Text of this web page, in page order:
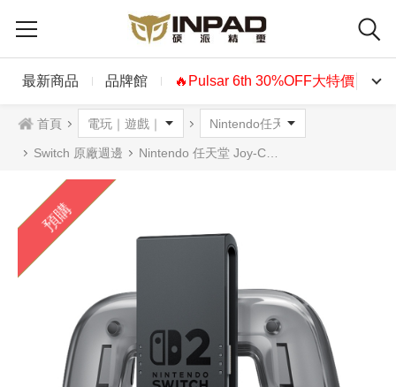
最新商品 品牌館 🔥Pulsar 6th 30%OFF大特價🔥
首頁
Switch 原廠週邊 Nintendo 任天堂 Joy-Con 2 充電握把 台灣公司貨 Switch 2 / NS2
預購